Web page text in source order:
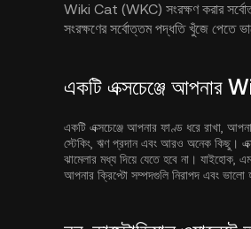
Wiki Cat (WKC) সংরক্ষণ করার
সংরক্ষণের সর্বোত্তম পদ্ধতি খুঁজে পেতে
একটি এক্সচেঞ্জে
একটি এক্সচেঞ্জে আপনার ফাণ্ড ধরে রাখা,
স্টেকিং, ঋণ প্রদান এবং আরও অনেক কিছু।
ঝামেলার মধ্য দিয়ে যেতে হবে না। যাইহোক,
আপনার ক্রিপ্টো সম্পদগুলি নিরাপদ এবং ভালো